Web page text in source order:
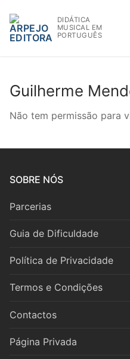
para
conteúdo
DIDÁTICA
MUSICAL EM
PORTUGUÊS
WWW.ARPEJOEDITORA.PT |
Partituras
Madeiras
Guilherme
Não tem permissão para
SOBRE NÓS
Parcerias
Guia de Dificuldade
Política de Privacidade
Termos e Condições
Contactos
Página Privada